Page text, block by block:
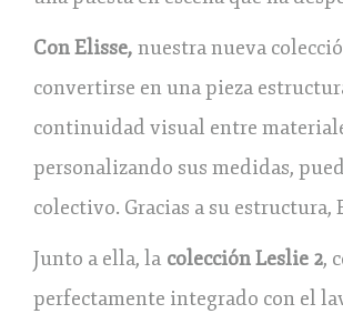
Con Elisse, nuestra nueva
convertirse en una pieza
continuidad visual entre
personalizando sus medidas,
colectivo. Gracias a su
Junto a ella, la colección Leslie 2,
perfectamente integrado con el